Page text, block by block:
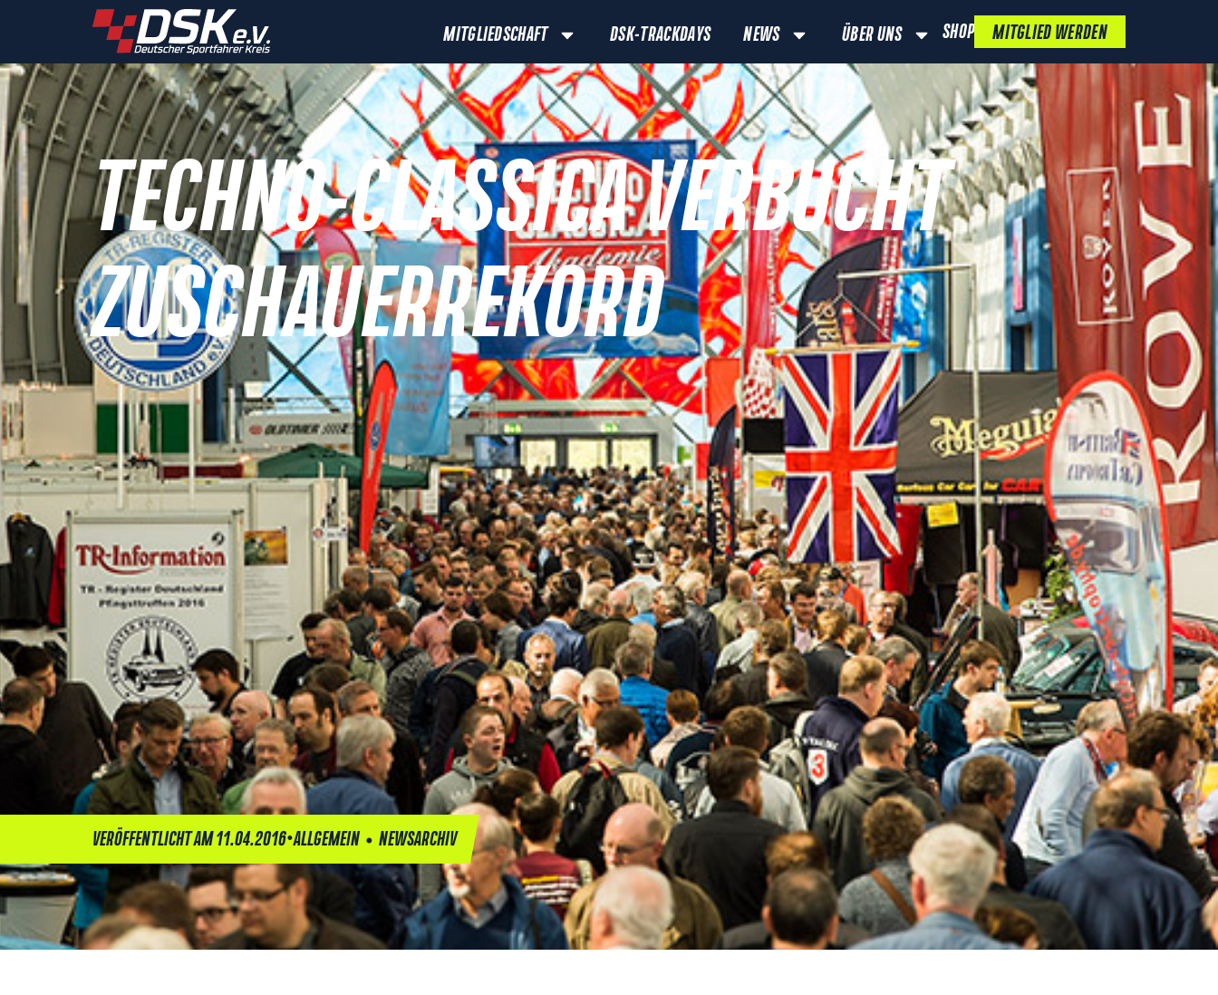
MITGLIEDSCHAFT DSK-TRACKDAYS NEWS ÜBER UNS SHOP MITGLIED WERDEN
TECHNO-CLASSICA VERBUCHT
ZUSCHAUERREKORD
VERÖFFENTLICHT AM 11.04.2016•ALLGEMEIN • NEWSARCHIV